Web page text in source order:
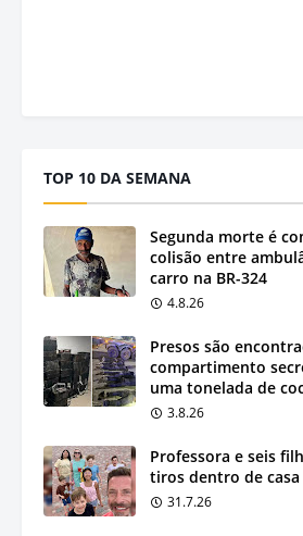
TOP 10 DA SEMANA
Segunda morte é
colisão entre
carro na BR-324
4.8.26
Presos são
compartimento
uma tonelada de
3.8.26
Professora e seis
tiros dentro de casa
31.7.26